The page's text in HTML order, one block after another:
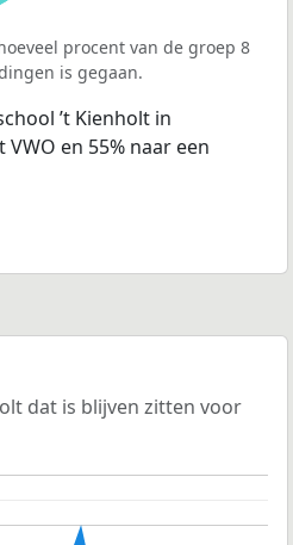
procent van de groep 8
is gegaan.
’t Kienholt in
en 55% naar een
dat is blijven zitten voor